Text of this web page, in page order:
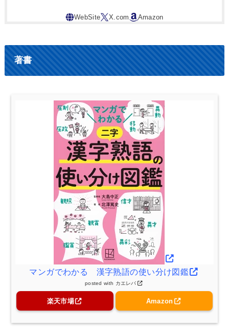
著書
マンガでわかる 漢字熟語の使い分け図鑑
posted with カエレバ
楽天市場 Amazon